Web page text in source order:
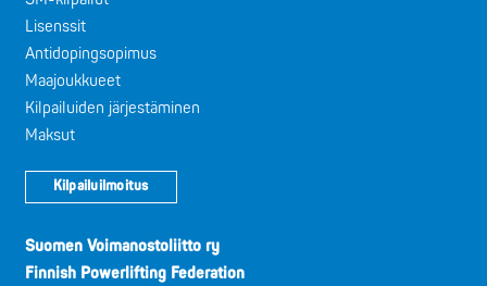
Lisenssit
Antidopingsopimus
Maajoukkueet
Kilpailuiden järjestäminen
Maksut
Kilpailuilmoitus
Suomen Voimanostoliitto ry
Finnish Powerlifting Federation